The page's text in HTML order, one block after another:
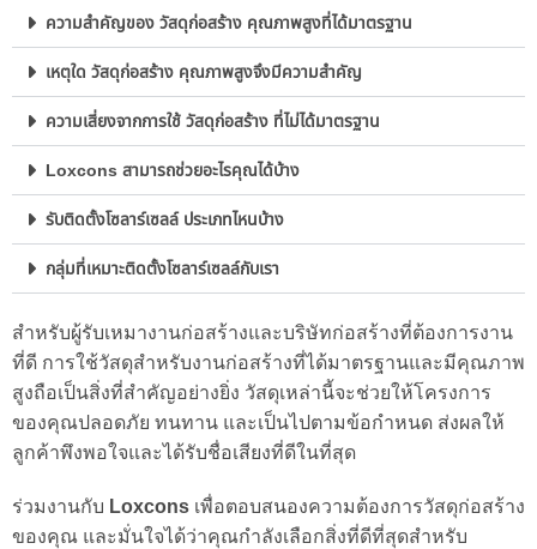
ความสำคัญของ วัสดุก่อสร้าง คุณภาพสูงที่ได้มาตรฐาน
เหตุใด วัสดุก่อสร้าง คุณภาพสูงจึงมีความสำคัญ
ความเสี่ยงจากการใช้ วัสดุก่อสร้าง ที่ไม่ได้มาตรฐาน
Loxcons สามารถช่วยอะไรคุณได้บ้าง
รับติดตั้งโซลาร์เซลล์ ประเภทไหนบ้าง
กลุ่มที่เหมาะติดตั้งโซลาร์เซลล์กับเรา
สำหรับผู้รับเหมางานก่อสร้างและบริษัทก่อสร้างที่ต้องการงาน
ที่ดี การใช้วัสดุสำหรับงานก่อสร้างที่ได้มาตรฐานและมีคุณภาพ
สูงถือเป็นสิ่งที่สำคัญอย่างยิ่ง วัสดุเหล่านี้จะช่วยให้โครงการ
ของคุณปลอดภัย ทนทาน และเป็นไปตามข้อกำหนด ส่งผลให้
ลูกค้าพึงพอใจและได้รับชื่อเสียงที่ดีในที่สุด
ร่วมงานกับ Loxcons เพื่อตอบสนองความต้องการวัสดุก่อสร้าง
ของคุณ และมั่นใจได้ว่าคุณกำลังเลือกสิ่งที่ดีที่สุดสำหรับ